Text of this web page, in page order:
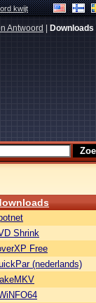
kwijt
Antwoord Downloads
Shrink
Free
(nederlands)